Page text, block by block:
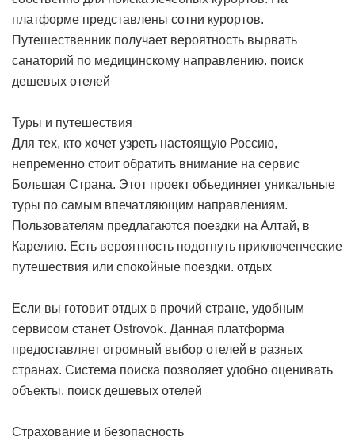
платформе представлены сотни курортов.
Путешественник получает вероятность вырвать
санаторий по медицинскому направлению. поиск
дешевых отелей
Туры и путешествия
Для тех, кто хочет узреть настоящую Россию,
непременно стоит обратить внимание на сервис
Большая Страна. Этот проект объединяет уникальные
туры по самым впечатляющим направлениям.
Пользователям предлагаются поездки на Алтай, в
Карелию. Есть вероятность подогнуть приключенческие
путешествия или спокойные поездки. отдых
Если вы готовит отдых в прочий стране, удобным
сервисом станет Ostrovok. Данная платформа
предоставляет огромный выбор отелей в разных
странах. Система поиска позволяет удобно оценивать
объекты. поиск дешевых отелей
Страхование и безопасность